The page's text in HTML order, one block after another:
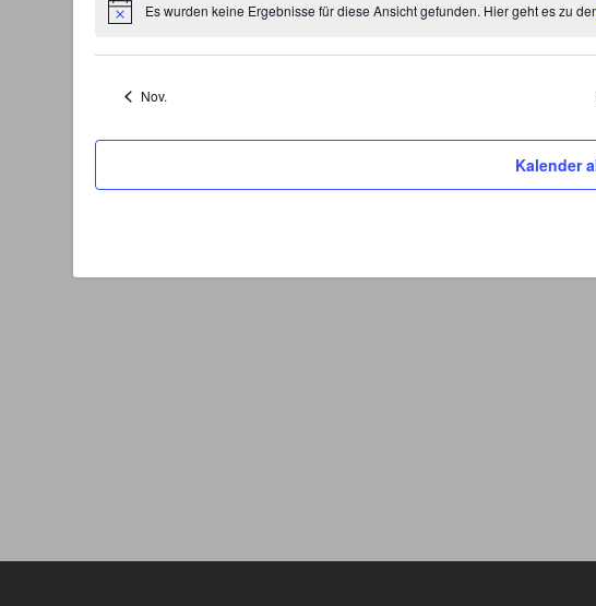
HinweisEs wurden keine Ergebnisse für diese Ansicht gefunden. Hier geht es zu
Nov.
Kalender